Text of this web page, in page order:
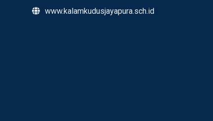
www.kalamkudusjayapura.sch.id